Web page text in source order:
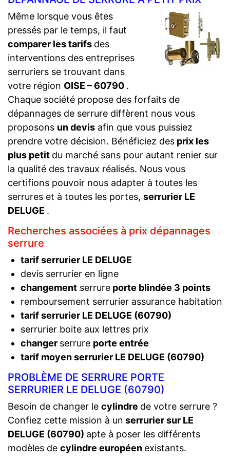
Même lorsque vous êtes
pressés par le temps, il faut
comparer les tarifs des
interventions des entreprises
serruriers se trouvant dans
votre région OISE – 60790 .
Chaque société propose des forfaits de
dépannages de serrure diffèrent nous vous
proposons un devis afin que vous puissiez
prendre votre décision. Bénéficiez des prix les
plus petit du marché sans pour autant renier sur
la qualité des travaux réalisés. Nous vous
certifions pouvoir nous adapter à toutes les
serrures et à toutes les portes, serrurier LE
DELUGE .
Recherches associées à prix dépannages
serrure
tarif serrurier LE DELUGE
devis serrurier en ligne
changementserrureporte blindée 3 points
remboursement serrurier assurance habitation
tarif serrurier LE DELUGE (60790)
serrurier boite aux lettres prix
changer serrure porte entrée
tarif moyen serrurier LE DELUGE (60790)
PROBLÈME DE SERRURE PORTE
SERRURIER LE DELUGE (60790)
Besoin de changer le cylindre de votre serrure ?
Confiez cette mission à un serrurier sur LE
DELUGE (60790) apte à poser les différents
modèles de cylindre européen existants.